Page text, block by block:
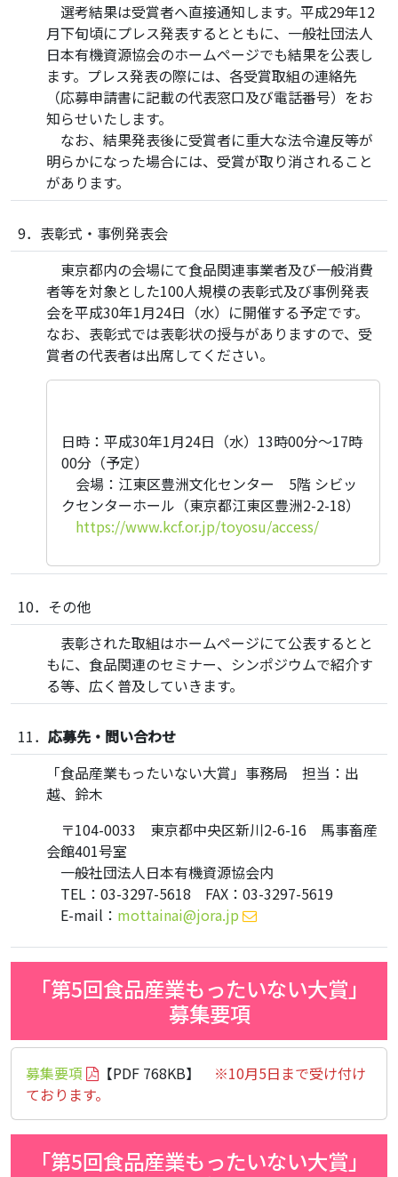
選考結果は受賞者へ直接通知します。平成29年12
月下旬頃にプレス発表するとともに、一般社団法人
日本有機資源協会のホームページでも結果を公表し
ます。プレス発表の際には、各受賞取組の連絡先
（応募申請書に記載の代表窓口及び電話番号）をお
知らせいたします。
なお、結果発表後に受賞者に重大な法令違反等が
明らかになった場合には、受賞が取り消されること
があります。
9．表彰式・事例発表会
東京都内の会場にて食品関連事業者及び一般消費
者等を対象とした100人規模の表彰式及び事例発表
会を平成30年1月24日（水）に開催する予定です。
なお、表彰式では表彰状の授与がありますので、受
賞者の代表者は出席してください。
日時：平成30年1月24日（水）13時00分～17時
00分（予定）
会場：江東区豊洲文化センター 5階 シビッ
クセンターホール（東京都江東区豊洲2-2-18）
https://www.kcf.or.jp/toyosu/access/
10．その他
表彰された取組はホームページにて公表するとと
もに、食品関連のセミナー、シンポジウムで紹介す
る等、広く普及していきます。
11． 応募先・問い合わせ
「食品産業もったいない大賞」事務局 担当：出
越、鈴木
〒104-0033 東京都中央区新川2-6-16 馬事畜産
会館401号室
一般社団法人日本有機資源協会内
TEL：03-3297-5618 FAX：03-3297-5619
E-mail： mottainai@jora.jp
「第5回食品産業もったいない大賞」
募集要項
募集要項 【PDF 768KB】 ※10月5日まで受け付け
ております。
「第5回食品産業もったいない大賞」